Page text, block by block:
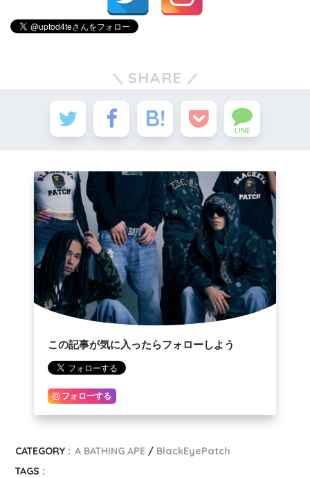
SHARE
LINE
この記事が気に入ったらフォローしよう
フォローする
CATEGORY : A BATHING APE
BlackEyePatch
TAGS :